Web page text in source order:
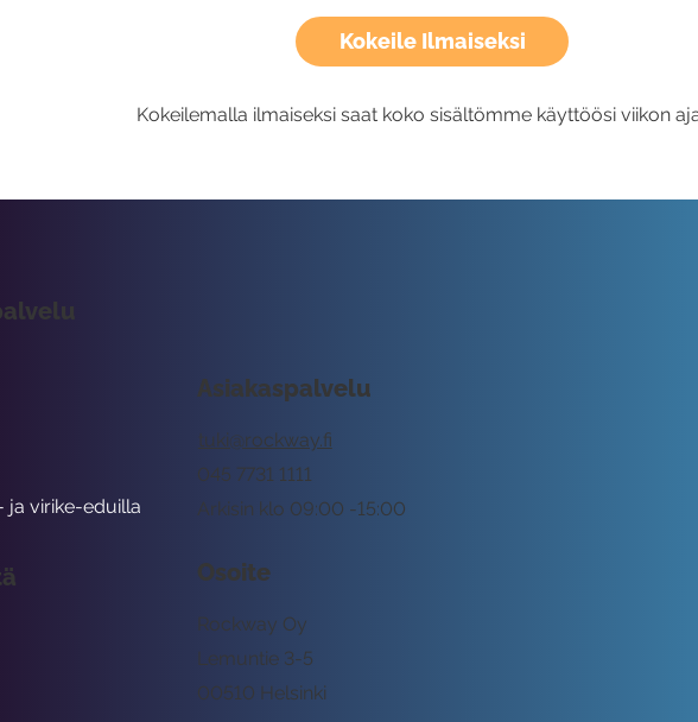
Kokeile Ilmaiseksi
Kokeilemalla ilmaiseksi saat koko sisältömme käyttöösi viikon
Asiakaspalvelu
tuki@rockway.fi
Arkisin klo 09:00 -15:00
045 7731 1111
Osoite
Rockway Oy
Lemuntie 3-5
00510 Helsinki
ja virike-eduilla